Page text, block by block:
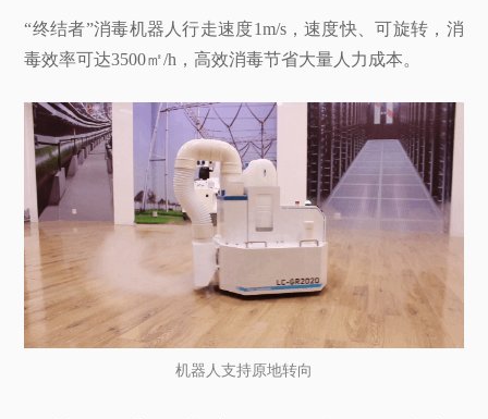
“终结者”消毒机器人行走速度1m/s，速度快、可旋转，消
毒效率可达3500㎡/h，高效消毒节省大量人力成本。
机器人支持原地转向